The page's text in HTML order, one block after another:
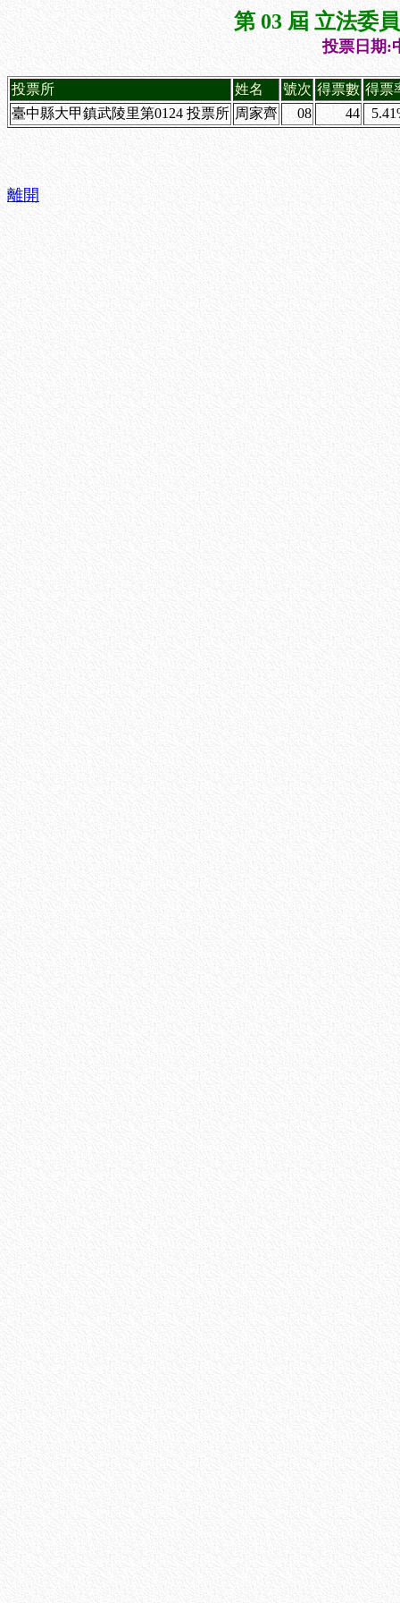
第 03 屆 立法委
投票日期:
投票所 姓名 號次 得票數 得票
臺中縣大甲鎮武陵里第0124 投票所 周家齊 08 44
離開